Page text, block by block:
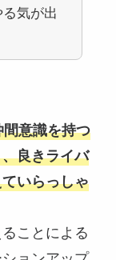
気が出
間意識を持つ
良きライバ
いらっしゃ
ことによる